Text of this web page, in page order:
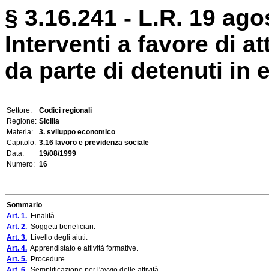
§ 3.16.241 - L.R. 19
Interventi a favore di
da parte di detenuti in
Settore:
Codici regionali
Regione: Sicilia
Materia:
3. sviluppo economico
Capitolo: 3.16 lavoro e previdenza sociale
Data:
19/08/1999
Numero: 16
Sommario
Art. 1. Finalità.
Art. 2. Soggetti beneficiari.
Art. 3. Livello degli aiuti.
Art. 4. Apprendistato e attività formative.
Art. 5. Procedure.